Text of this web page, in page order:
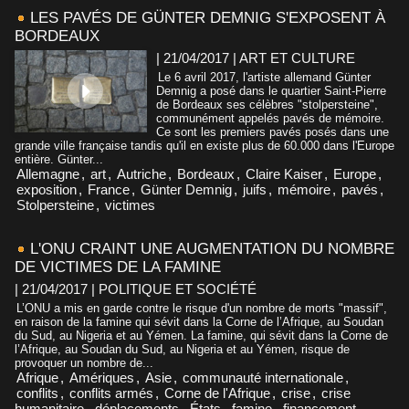
LES PAVÉS DE GÜNTER DEMNIG S'EXPOSENT À
BORDEAUX
| 21/04/2017 | ART ET CULTURE
Le 6 avril 2017, l'artiste allemand Günter
Demnig a posé dans le quartier Saint-Pierre
de Bordeaux ses célèbres "stolpersteine",
communément appelés pavés de mémoire.
Ce sont les premiers pavés posés dans une
grande ville française tandis qu'il en existe plus de 60.000 dans l'Europe
entière. Günter...
Allemagne, art, Autriche, Bordeaux , Claire Kaiser, Europe,
exposition, France, Günter Demnig, juifs , mémoire, pavés ,
Stolpersteine, victimes
L'ONU CRAINT UNE AUGMENTATION DU NOMBRE
DE VICTIMES DE LA FAMINE
| 21/04/2017 | POLITIQUE ET SOCIÉTÉ
L’ONU a mis en garde contre le risque d'un nombre de morts "massif",
en raison de la famine qui sévit dans la Corne de l’Afrique, au Soudan
du Sud, au Nigeria et au Yémen. La famine, qui sévit dans la Corne de
l’Afrique, au Soudan du Sud, au Nigeria et au Yémen, risque de
provoquer un nombre de...
Afrique, Amériques , Asie, communauté internationale,
conflits , conflits armés , Corne de l'Afrique, crise, crise